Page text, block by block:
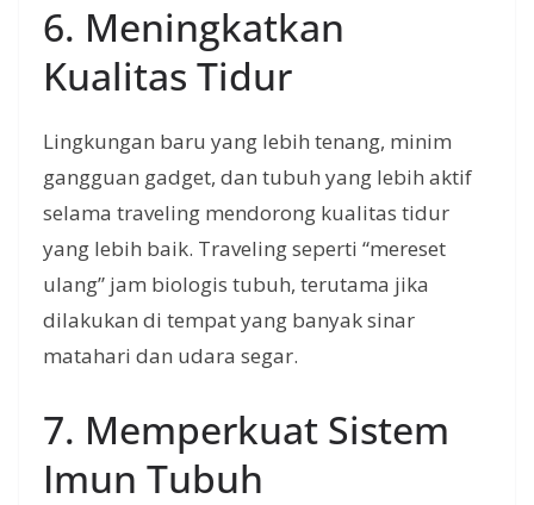
6. Meningkatkan
Kualitas Tidur
Lingkungan baru yang lebih tenang, minim
gangguan gadget, dan tubuh yang lebih aktif
selama traveling mendorong kualitas tidur
yang lebih baik. Traveling seperti “mereset
ulang” jam biologis tubuh, terutama jika
dilakukan di tempat yang banyak sinar
matahari dan udara segar.
7. Memperkuat Sistem
Imun Tubuh